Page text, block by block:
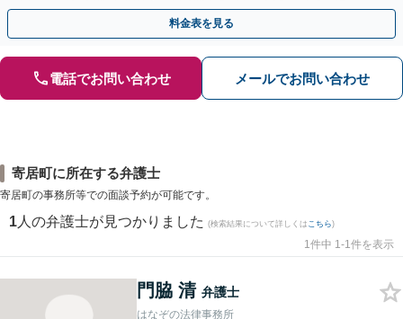
との連携力を活かした最適解の追求【WEB面談対応】
料金表を見る
電話でお問い合わせ メールでお問い合わせ
寄居町に所在する弁護士
寄居町の事務所等での面談予約が可能です。
1 人の弁護士が見つかりました (検索結果について詳しくは こちら)
1件中 1-1件を表示
門脇 清 弁護士
はなぞの法律事務所